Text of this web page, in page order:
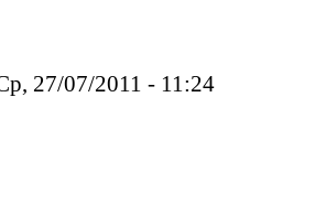
27/07/2011 - 11:24